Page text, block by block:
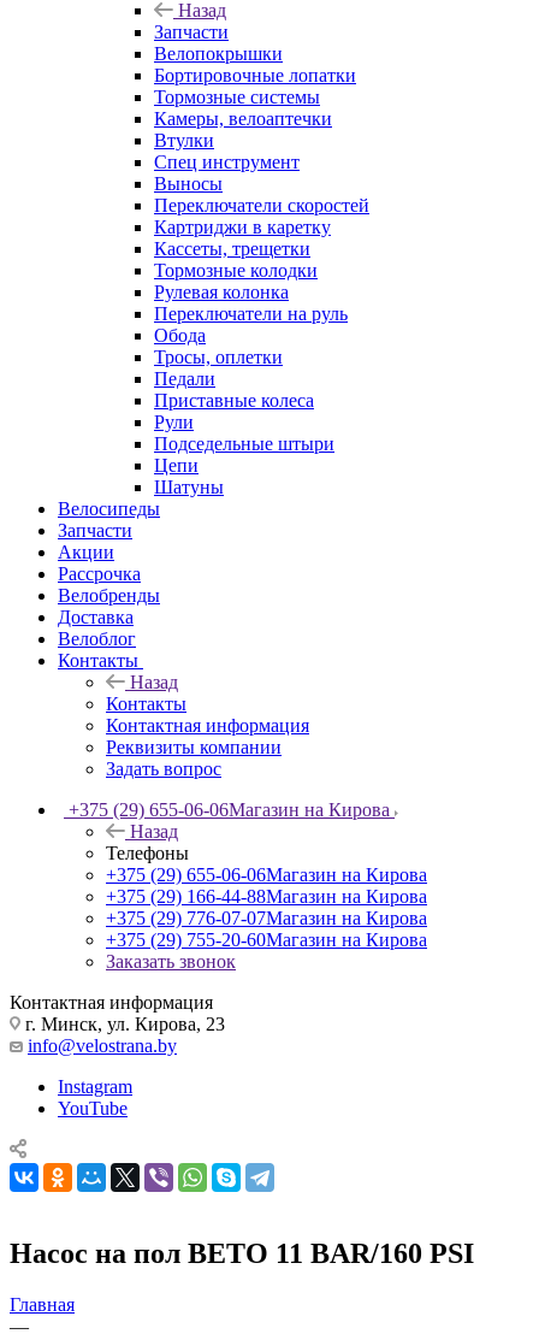
Назад
Запчасти
Велопокрышки
Бортировочные лопатки
Тормозные системы
Камеры, велоаптечки
Втулки
Спец инструмент
Выносы
Переключатели скоростей
Картриджи в каретку
Кассеты, трещетки
Тормозные колодки
Рулевая колонка
Переключатели на руль
Обода
Тросы, оплетки
Педали
Приставные колеса
Рули
Подседельные штыри
Цепи
Шатуны
Велосипеды
Запчасти
Акции
Рассрочка
Велобренды
Доставка
Велоблог
Контакты
Назад
Контакты
Контактная информация
Реквизиты компании
Задать вопрос
+375 (29) 655-06-06Магазин на Кирова
Назад
Телефоны
+375 (29) 655-06-06Магазин на Кирова
+375 (29) 166-44-88Магазин на Кирова
+375 (29) 776-07-07Магазин на Кирова
+375 (29) 755-20-60Магазин на Кирова
Заказать звонок
Контактная информация
г. Минск, ул. Кирова, 23
info@velostrana.by
Instagram
YouTube
Насос на пол BETO 11 BAR/160 PSI
Главная
—